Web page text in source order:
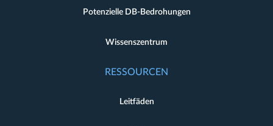
Potenzielle DB-Bedrohungen
Wissenszentrum
RESSOURCEN
Leitfäden